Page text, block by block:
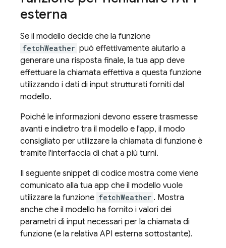
esterna
Se il modello decide che la funzione
fetchWeather può effettivamente aiutarlo a
generare una risposta finale, la tua app deve
effettuare la chiamata effettiva a questa funzione
utilizzando i dati di input strutturati forniti dal
modello.
Poiché le informazioni devono essere trasmesse
avanti e indietro tra il modello e l'app, il modo
consigliato per utilizzare la chiamata di funzione è
tramite l'interfaccia di chat a più turni.
Il seguente snippet di codice mostra come viene
comunicato alla tua app che il modello vuole
utilizzare la funzione fetchWeather . Mostra
anche che il modello ha fornito i valori dei
parametri di input necessari per la chiamata di
funzione (e la relativa API esterna sottostante).